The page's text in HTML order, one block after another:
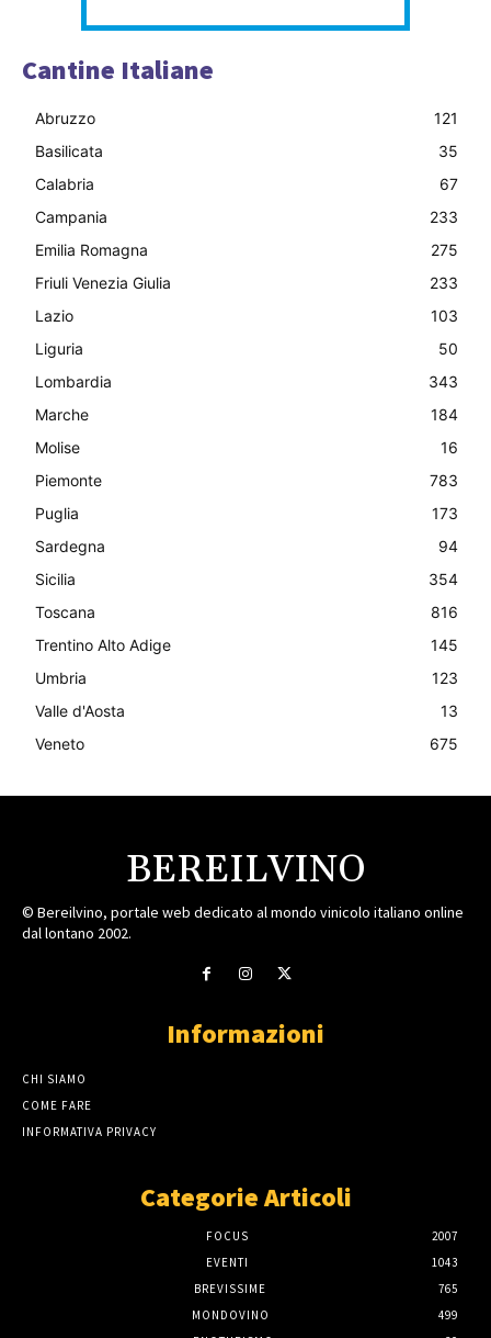
Cantine Italiane
Abruzzo
121
Basilicata
35
Calabria
67
Campania
233
Emilia Romagna
275
Friuli Venezia Giulia
233
Lazio
103
Liguria
50
Lombardia
343
Marche
184
Molise
16
Piemonte
783
Puglia
173
Sardegna
94
Sicilia
354
Toscana
816
Trentino Alto Adige
145
Umbria
123
Valle d'Aosta
13
Veneto
675
BEREILVINO
© Bereilvino, portale web dedicato al mondo vinicolo italiano online
dal lontano 2002.
Informazioni
CHI SIAMO
COME FARE
INFORMATIVA PRIVACY
Categorie Articoli
FOCUS
2007
EVENTI
1043
BREVISSIME
765
MONDOVINO
499